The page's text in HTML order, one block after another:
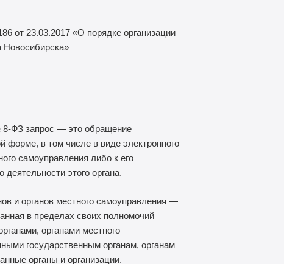
от 23.03.2017 «О порядке организации
Новосибирска»
8-ФЗзапрос — это обращение
форме, в том числе в виде электронного
самоуправления либо к его
этого органа.
и органов местного самоуправления —
в пределах своих полномочий
органами местного
государственным органам, органам
органы и организации.